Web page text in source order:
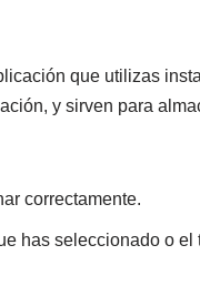
que utilizas
y sirven para
correctamente.
has seleccionado o el